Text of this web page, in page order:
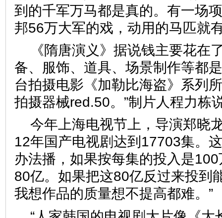
到的千军万马都是真的。有一场
邦56万大军的戏，动用的马匹
《隋唐演义》据说钱主要花在
备、服饰、道具、场景制作等都
台拍摄电影《加勒比海盗》系列
拍摄器械red.50。”制片人程
今年上海电视节上，导演郑晓
12年国产电视剧达到17703集。
办法播，如果按每集的投入是
80亿。如果把这80亿反过来投到
我想作品的质量想不提高都